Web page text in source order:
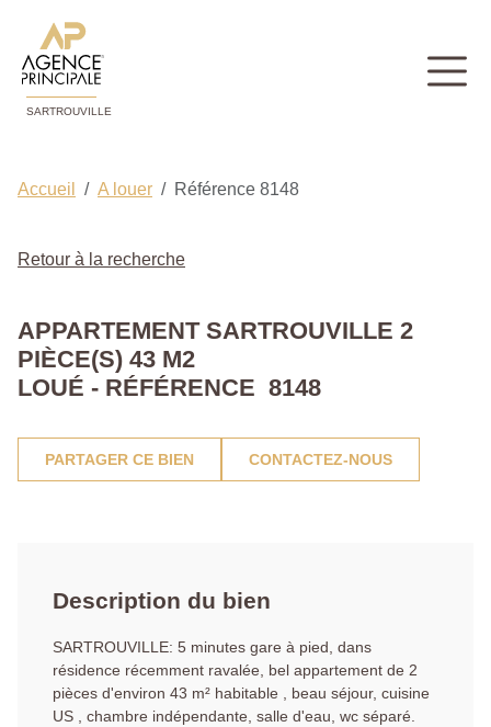
SARTROUVILLE
Accueil A louer Référence 8148
Retour à la recherche
APPARTEMENT SARTROUVILLE 2
PIÈCE(S) 43 M2
LOUÉ - RÉFÉRENCE 8148
PARTAGER CE BIEN CONTACTEZ-NOUS
Description du bien
SARTROUVILLE: 5 minutes gare à pied, dans
résidence récemment ravalée, bel appartement de 2
pièces d'environ 43 m² habitable , beau séjour, cuisine
US , chambre indépendante, salle d'eau, wc séparé.